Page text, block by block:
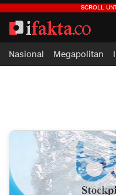
ifakta.co
#pastibenar
Nasional Megapolitan